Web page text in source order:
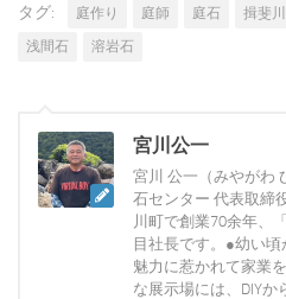
タグ: 庭作り 庭師 庭石 揖斐
浅間石
溶岩石
宮川公一
宮川 公一（みやがわ
石センター 代表取締
川町で創業70余年、
目社長です。●幼い
魅力に惹かれて家業
な展示場には、DIY